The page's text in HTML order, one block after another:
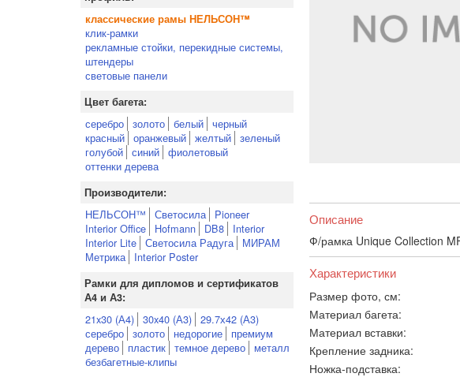
классические рамы НЕЛЬСОН™
клик-рамки
рекламные стойки, перекидные системы,
штендеры
световые панели
Цвет багета:
серебро золото белый черный
красный оранжевый желтый зеленый
голубой синий фиолетовый
оттенки дерева
Производители:
НЕЛЬСОН™ Светосила
Pioneer
Interior Office
Hofmann DB8
Interior
Interior Lite Светосила Радуга
МИРАМ
Метрика
Interior Poster
Рамки для дипломов и сертификатов
А4 и А3:
21x30 (А4) 30x40 (А3) 29.7х42 (А3)
серебро золото недорогие
премиум
дерево
пластик темное дерево
металл
безбагетные-клипы
Описание
Ф/рамка Unique Collection
Характеристики
Размер фото, см:
Материал багета:
Материал вставки:
Крепление задника:
Ножка-подставка: